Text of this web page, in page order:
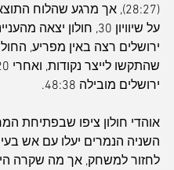
(28:27), אך מרגע שהלוח
על שיוויון 30, חולון יצאה
ירושלים רצה באין מפריע,
ירושלים מובילה 48:38.
אוהדי חולון ציפו שבפתיחת
השניה הנמרים יעלו עם אש
לחזור למשחק, אך מה שקרה